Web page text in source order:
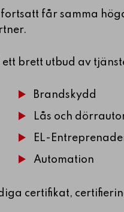
får samma
brett utbud av
Brandskydd
Lås och
EL-
Automation
certifikat,